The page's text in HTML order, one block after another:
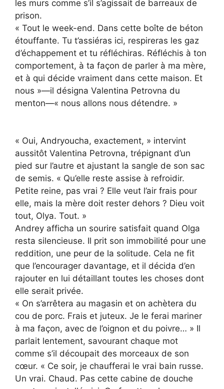
les murs comme s’il s’agissait de barreaux de
prison.
« Tout le week-end. Dans cette boîte de béton
étouffante. Tu t’assiéras ici, respireras les gaz
d’échappement et tu réfléchiras. Réfléchis à ton
comportement, à ta façon de parler à ma mère,
et à qui décide vraiment dans cette maison. Et
nous »—il désigna Valentina Petrovna du
menton—« nous allons nous détendre. »
« Oui, Andryoucha, exactement, » intervint
aussitôt Valentina Petrovna, trépignant d’un
pied sur l’autre et ajustant la sangle de son sac
de semis. « Qu’elle reste assise à refroidir.
Petite reine, pas vrai ? Elle veut l’air frais pour
elle, mais la mère doit rester dehors ? Dieu voit
tout, Olya. Tout. »
Andrey afficha un sourire satisfait quand Olga
resta silencieuse. Il prit son immobilité pour une
reddition, une peur de la solitude. Cela ne fit
que l’encourager davantage, et il décida d’en
rajouter en lui détaillant toutes les choses dont
elle serait privée.
« On s’arrêtera au magasin et on achètera du
cou de porc. Frais et juteux. Je le ferai mariner
à ma façon, avec de l’oignon et du poivre… » Il
parlait lentement, savourant chaque mot
comme s’il découpait des morceaux de son
cœur. « Ce soir, je chaufferai le vrai bain russe.
Un vrai. Chaud. Pas cette cabine de douche